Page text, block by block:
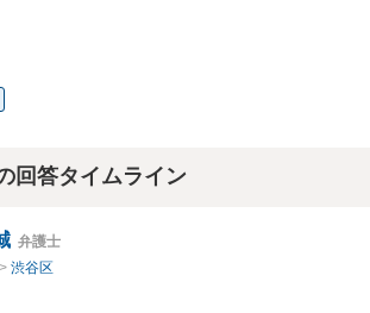
回答タイムライン
弁護士
> 渋谷区